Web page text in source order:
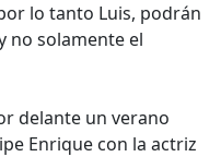
lo tanto Luis, podrán
no solamente el
delante un verano
Enrique con la actriz